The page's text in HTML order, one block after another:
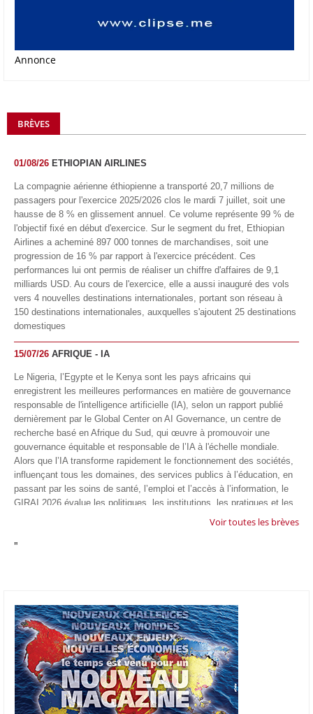
Annonce
BRÈVES
01/08/26 ETHIOPIAN AIRLINES
La compagnie aérienne éthiopienne a transporté 20,7 millions de
passagers pour l'exercice 2025/2026 clos le mardi 7 juillet, soit une
hausse de 8 % en glissement annuel. Ce volume représente 99 % de
l'objectif fixé en début d'exercice. Sur le segment du fret, Ethiopian
Airlines a acheminé 897 000 tonnes de marchandises, soit une
progression de 16 % par rapport à l'exercice précédent. Ces
performances lui ont permis de réaliser un chiffre d'affaires de 9,1
milliards USD. Au cours de l'exercice, elle a aussi inauguré des vols
vers 4 nouvelles destinations internationales, portant son réseau à
150 destinations internationales, auxquelles s'ajoutent 25 destinations
domestiques
15/07/26 AFRIQUE - IA
Le Nigeria, l’Egypte et le Kenya sont les pays africains qui
enregistrent les meilleures performances en matière de gouvernance
responsable de l'intelligence artificielle (IA), selon un rapport publié
dernièrement par le Global Center on AI Governance, un centre de
recherche basé en Afrique du Sud, qui œuvre à promouvoir une
gouvernance équitable et responsable de l’IA à l'échelle mondiale.
Alors que l’IA transforme rapidement le fonctionnement des sociétés,
influençant tous les domaines, des services publics à l’éducation, en
passant par les soins de santé, l’emploi et l’accès à l’information, le
GIRAI 2026 évalue les politiques, les institutions, les pratiques et les
conditions générales de gouvernance qui favorisent un déploiement
technologie.
appliquée d'Afrique à À Accra, au Ghana. L'annonce a été faite
mercredi 1er juillet lors du premier Google Cloud Summit du groupe
américain, qui a également indiqué avoir dépassé son objectif
d'investir un milliard de dollars sur le continent en cinq ans. Baptisée
Google Africa Applied AI Lab, la structure sera hébergée à l'AI
Community Centre d'Accra. Elle associera des fondateurs de start-up
venus de tout le continent à des chercheurs de Google et leur donnera
un accès anticipé aux derniers modèles d'IA de l'entreprise. Les
Voir toutes les brèves
"